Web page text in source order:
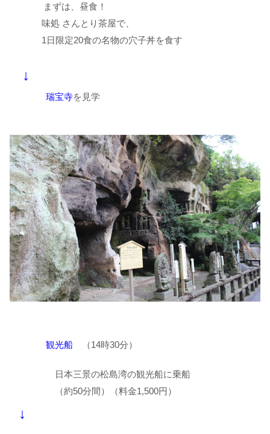
まずは、昼食！
味処 さんとり茶屋で、
1日限定20食の名物の穴子丼を食す
↓
瑞宝寺を見学
観光船 （14時30分）
日本三景の松島湾の観光船に乗船
（約50分間）（料金1,500円）
↓